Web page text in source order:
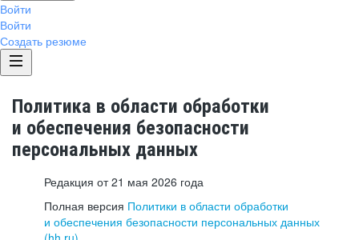
Войти
Войти
Создать резюме
Политика в области обработки
и обеспечения безопасности
персональных данных
Редакция от 21 мая 2026 года
Полная версия Политики в области обработки
и обеспечения безопасности персональных данных